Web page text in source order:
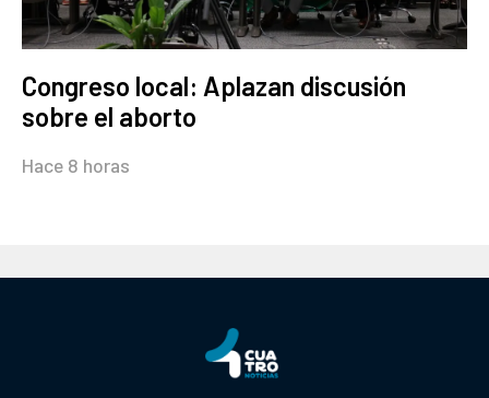
Congreso local: Aplazan discusión
sobre el aborto
Hace 8 horas